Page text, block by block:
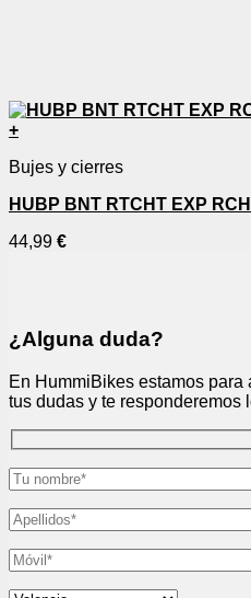
+
Bujes y cierres
HUBP BNT RTCHT EXP
44,99 €
¿Alguna duda?
En HummiBikes estamos para
tus dudas y te responderemos